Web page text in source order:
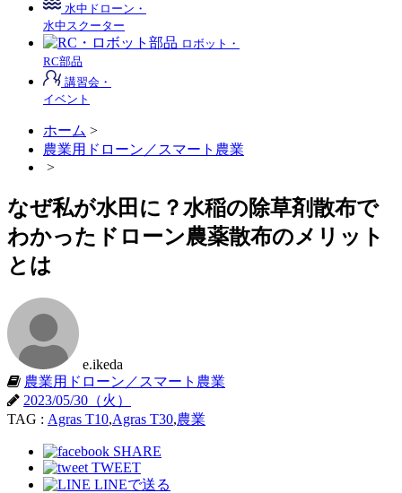
水中ドローン・
水中スクーター
ロボット・
RC部品
講習会・
イベント
ホーム >
農業用ドローン／スマート農業
>
なぜ私が水田に？水稲の除草剤散布で
わかったドローン農薬散布のメリット
とは
e.ikeda
農業用ドローン／スマート農業
2023/05/30（火）
TAG : Agras T10,Agras T30,農業
SHARE
TWEET
LINEで送る